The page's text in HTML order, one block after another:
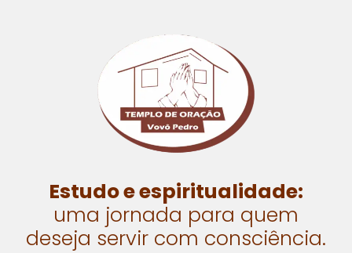
Estudo e espiritualidade:
uma jornada para quem
deseja servir com consciência.